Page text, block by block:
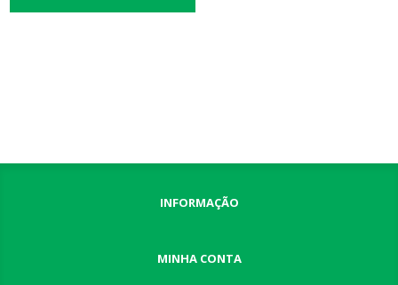
INFORMAÇÃO
MINHA CONTA